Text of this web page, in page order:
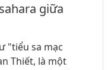
giữa
"tiểu sa mạc
Thiết, là một